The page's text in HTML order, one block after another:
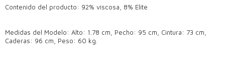
Contenido del producto: 92% viscosa, 8% Elite
Medidas del Modelo: Alto: 1.78 cm, Pecho: 95 cm, Cintura: 73 cm,
Caderas: 96 cm, Peso: 60 kg.